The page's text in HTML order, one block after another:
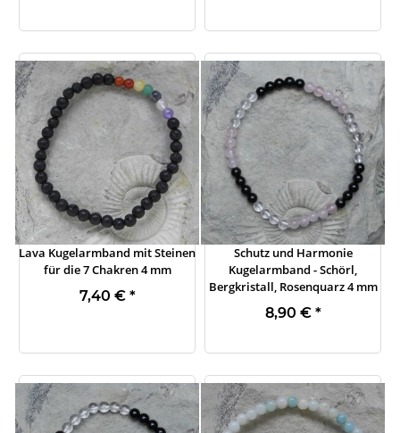
Lava Kugelarmband mit Steinen
für die 7 Chakren 4 mm
7,40 € *
Schutz und Harmonie
Kugelarmband - Schörl,
Bergkristall, Rosenquarz 4 mm
8,90 € *